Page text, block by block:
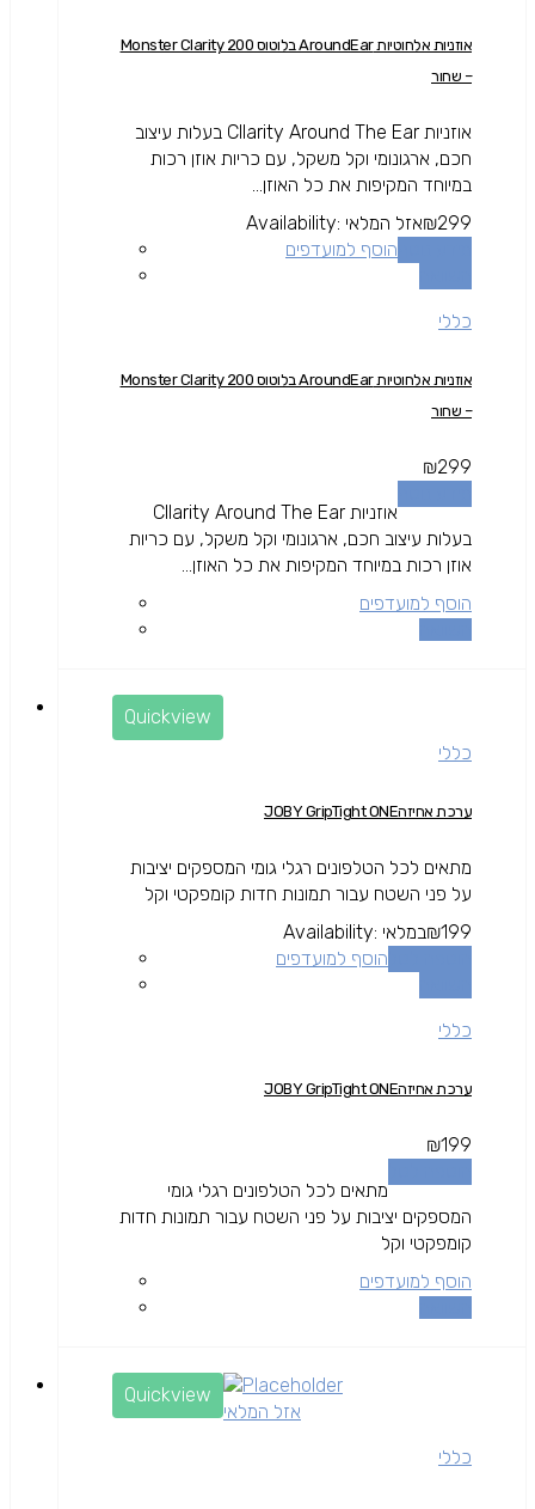
אוזניות אלחוטיות AroundEar בלוטוס Monster Clarity 200
– שחור
אוזניות Cllarity Around The Ear בעלות עיצוב
חכם, ארגונומי וקל משקל, עם כריות אוזן רכות
במיוחד המקיפות את כל האוזן...
₪299
Availability: אזל המלאי
הוסף למועדפים
כללי
אוזניות אלחוטיות AroundEar בלוטוס Monster Clarity 200
– שחור
₪299
אוזניות Cllarity Around The Ear
בעלות עיצוב חכם, ארגונומי וקל משקל, עם כריות
אוזן רכות במיוחד המקיפות את כל האוזן...
הוסף למועדפים
Quickview
כללי
ערכת אחיזהJOBY GripTight ONE
מתאים לכל הטלפונים רגלי גומי המספקים יציבות
על פני השטח עבור תמונות חדות קומפקטי וקל
₪199
Availability: במלאי
הוסף למועדפים
כללי
ערכת אחיזהJOBY GripTight ONE
₪199
מתאים לכל הטלפונים רגלי גומי
המספקים יציבות על פני השטח עבור תמונות חדות
קומפקטי וקל
הוסף למועדפים
Quickview
אזל המלאי
כללי